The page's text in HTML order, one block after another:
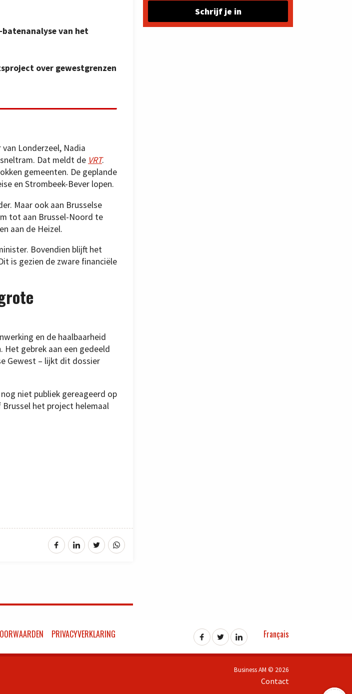
van het
over gewestgrenzen
Londerzeel, Nadia
Dat meldt de VRT.
gemeenten. De geplande
en Strombeek-Bever lopen.
Maar ook aan Brusselse
tot aan Brussel-Noord te
aan de Heizel.
Bovendien blijft het
is gezien de zware financiële
en de haalbaarheid
gebrek aan een gedeeld
Gewest – lijkt dit dossier
niet publiek gereageerd op
het project helemaal
Schrijf je in
PRIVACYVERKLARING Français
Business AM © 2026
Contact